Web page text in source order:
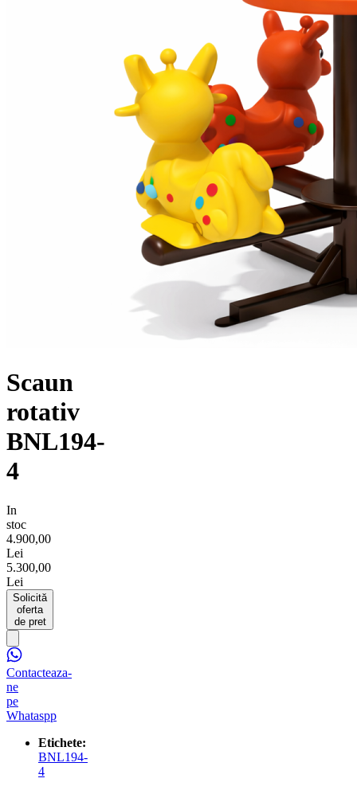
Scaun
rotativ
BNL194-
4
In
stoc
4.900,00
Lei
5.300,00
Lei
Solicită
oferta
de pret
Contacteaza-
ne
pe
Whataspp
Etichete:
BNL194-
4